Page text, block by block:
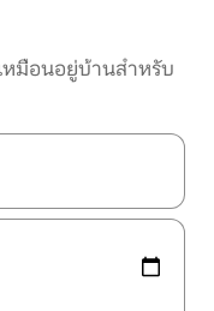
มือนอยู่บ้านสำหรับ
พื่อสำรวจผลการค้นหา